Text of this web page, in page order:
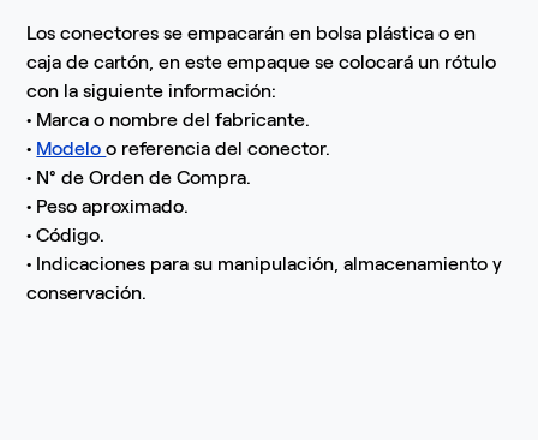
Los conectores se empacarán en bolsa plástica o en
caja de cartón, en este empaque se colocará un rótulo
con la siguiente información:
• Marca o nombre del fabricante.
• Modeloo referencia del conector.
• N° de Orden de Compra.
• Peso aproximado.
• Código.
• Indicaciones para su manipulación, almacenamiento y
conservación.